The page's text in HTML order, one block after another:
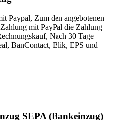
Paypal, Zum den angebotenen
mit PayPal die Zahlung
Nach 30 Tage
BanContact, Blik, EPS und
SEPA (Bankeinzug)